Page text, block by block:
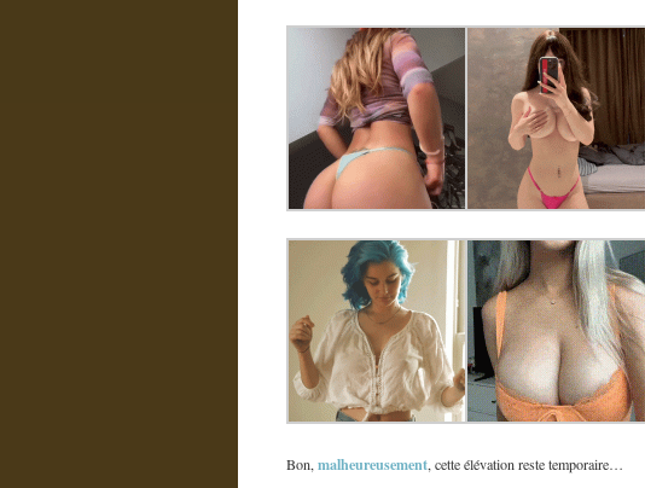
Bon, malheureusement, cette élévation reste temporaire…